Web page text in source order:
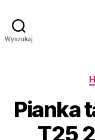
Wyszukaj
Pianka
T25